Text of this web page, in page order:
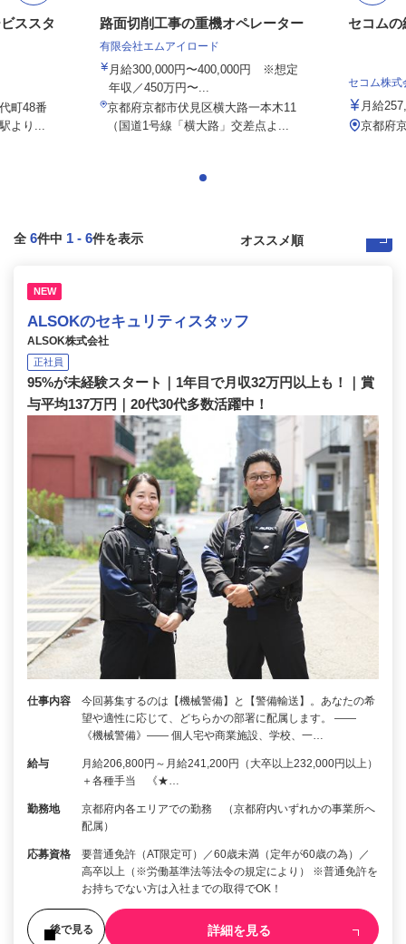
ススタ
町48番
より...
路面切削工事の重機オペレーター
有限会社エムアイロード
月給300,000円〜400,000円 ※想定
年収／450万円〜...
京都府京都市伏見区横大路一本木11
（国道1号線「横大路」交差点よ...
セコムの
セコム株式
月給
京都府
全 6件中 1 - 6件を表示
NEW
ALSOKのセキュリティスタッフ
ALSOK株式会社
正社員
95%が未経験スタート｜1年目で月収32万円以上も！｜賞
与平均137万円｜20代30代多数活躍中！
仕事内容
今回募集するのは【機械警備】と【警備輸送】。あなたの希
望や適性に応じて、どちらかの部署に配属します。 ――
《機械警備》―― 個人宅や商業施設、学校、一…
給与
月給206,800円～月給241,200円（大卒以上232,000円以上）
＋各種手当 《★…
勤務地
京都府内各エリアでの勤務 （京都府内いずれかの事業所へ
配属）
応募資格
要普通免許（AT限定可）／60歳未満（定年が60歳の為）／
高卒以上（※労働基準法等法令の規定により） ※普通免許を
お持ちでない方は入社までの取得でOK！
後で見る 詳細を見る